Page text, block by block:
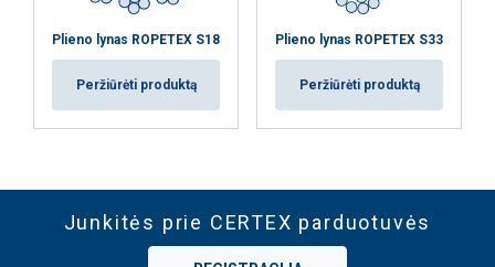
Plieno lynas ROPETEX S18
Peržiūrėti produktą
Plieno lynas ROPETEX S33
Peržiūrėti produktą
Junkitės prie CERTEX parduotuvės